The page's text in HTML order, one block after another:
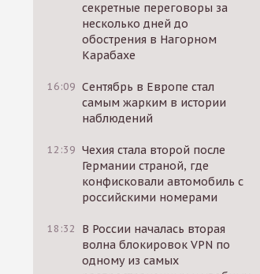
секретные переговоры за
несколько дней до
обострения в Нагорном
Карабахе
16:09 Сентябрь в Европе стал
самым жарким в истории
наблюдений
12:39 Чехия стала второй после
Германии страной, где
конфисковали автомобиль с
российскими номерами
18:32
В России началась вторая
волна блокировок VPN по
одному из самых